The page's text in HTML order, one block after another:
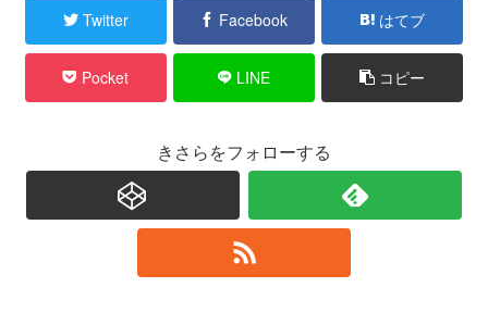
Twitter Facebook はてブ
Pocket LINE コピー
きさらをフォローする